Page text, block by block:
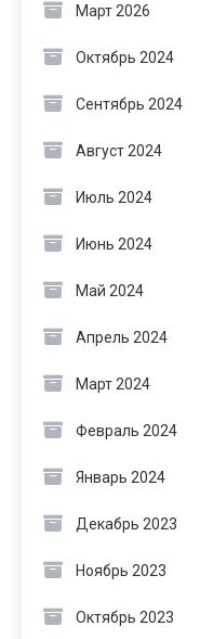
Март 2026
Октябрь 2024
Сентябрь 2024
Август 2024
Июль 2024
Июнь 2024
Май 2024
Апрель 2024
Март 2024
Февраль 2024
Январь 2024
Декабрь 2023
Ноябрь 2023
Октябрь 2023